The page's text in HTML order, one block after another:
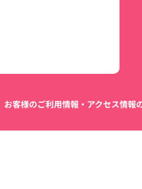
お客様のご利用情報・アクセス情報